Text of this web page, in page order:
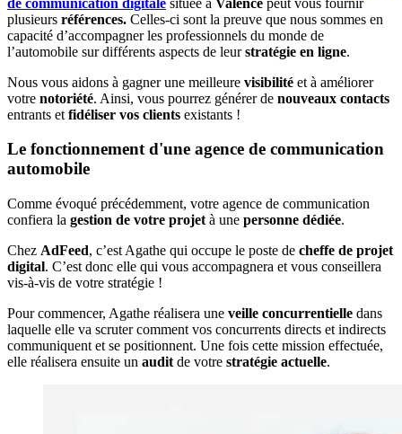
plusieurs références. Celles-ci sont la preuve que nous sommes en
capacité d’accompagner les professionnels du monde de
l’automobile sur différents aspects de leurstratégie en ligne.
Nous vous aidons à gagner une meilleure visibilité et à améliorer
votre notoriété. Ainsi, vous pourrez générer de nouveaux contacts
entrants et fidéliser vos clients existants !
Le fonctionnement d'une agence de communication
automobile
Comme évoqué précédemment, votre agence de communication
confiera la gestion de votre projet à une personne dédiée.
Chez AdFeed, c’est Agathe qui occupe le poste de cheffe de projet
digital. C’est donc elle qui vous accompagnera et vous conseillera
vis-à-vis de votre stratégie !
Pour commencer, Agathe réalisera une veille concurrentielle dans
laquelle elle va scruter comment vos concurrents directs et indirects
communiquent et se positionnent. Une fois cette mission effectuée,
elle réalisera ensuite un audit de votre stratégie actuelle.